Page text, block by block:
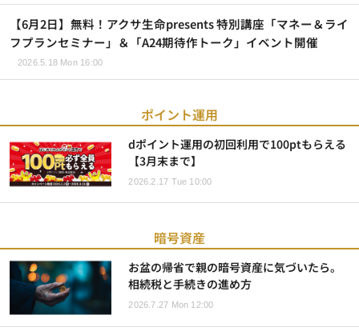
【6月2日】無料！アクサ生命presents 特別講座「マネー＆ライ
フプランセミナー」＆「A24期待作トーク」イベント開催
2026.5.18 Mon 16:00
ポイント運用
dポイント運用の初回利用で100ptもらえる
【3月末まで】
2026.2.17 Tue 10:00
暗号資産
お盆の帰省で親の暗号資産に気づいたら。
相続税と手続きの進め方
2026.7.27 Mon 12:00